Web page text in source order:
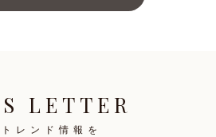
LETTER
レンド情報を